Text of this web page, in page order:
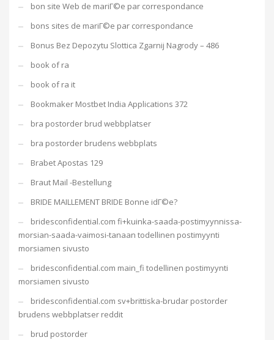
bon site Web de mariГ©e par correspondance
bons sites de mariГ©e par correspondance
Bonus Bez Depozytu Slottica Zgarnij Nagrody – 486
book of ra
book of ra it
Bookmaker Mostbet India Applications 372
bra postorder brud webbplatser
bra postorder brudens webbplats
Brabet Apostas 129
Braut Mail -Bestellung
BRIDE MAILLEMENT BRIDE Bonne idГ©e?
bridesconfidential.com fi+kuinka-saada-postimyynnissa-
morsian-saada-vaimosi-tanaan todellinen postimyynti
morsiamen sivusto
bridesconfidential.com main_fi todellinen postimyynti
morsiamen sivusto
bridesconfidential.com sv+brittiska-brudar postorder
brudens webbplatser reddit
brud postorder